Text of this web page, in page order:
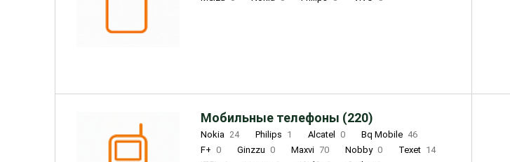
Мобильные телефоны (220)
Nokia 24 Philips 1 Alcatel 0 Bq Mobile 46
F+ 0 Ginzzu 0 Maxvi 70 Nobby 0 Texet 14